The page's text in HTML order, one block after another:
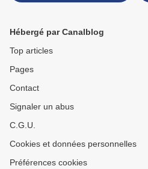
Hébergé par Canalblog
Top articles
Pages
Contact
Signaler un abus
C.G.U.
Cookies et données personnelles
Préférences cookies